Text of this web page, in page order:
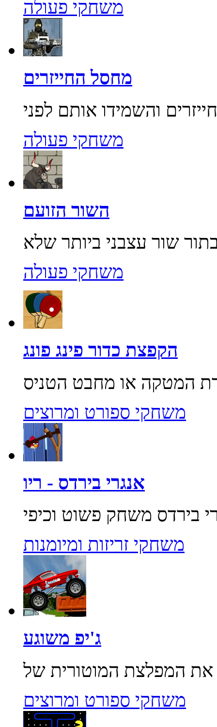
משחקי פעולה
מחסל החייזרים
משחקי פעולה
השור הזועם
משחקי פעולה
הקפצת כדור פינג פונג
משחקי ספורט ומרוצים
אנגרי בירדס - ריו
משחקי זריזות ומיומנות
ג'יפ משוגע
משחקי ספורט ומרוצים